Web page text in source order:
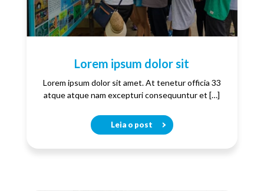
Lorem ipsum dolor sit
Lorem ipsum dolor sit amet. At tenetur officia 33
atque atque nam excepturi consequuntur et […]
Leia o post